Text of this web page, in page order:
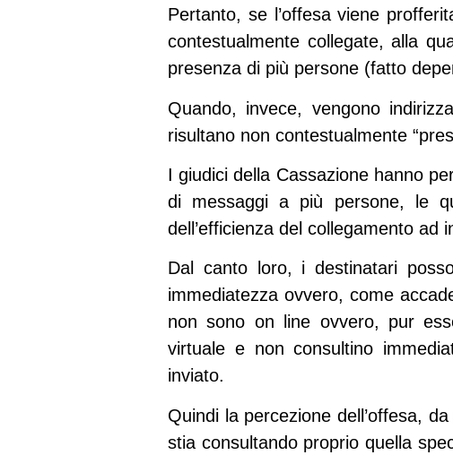
Pertanto, se l’offesa viene
contestualmente collegate, alla
presenza di più persone (fatto
Quando, invece, vengono
risultano non contestualmente
I giudici della Cassazione hanno
di messaggi a più persone, le
dell’efficienza del collegamento ad
Dal canto loro, i destinatari
immediatezza ovvero, come
non sono on line ovvero, pur
virtuale e non consultino
inviato.
Quindi la percezione dell’offesa,
stia consultando proprio quella